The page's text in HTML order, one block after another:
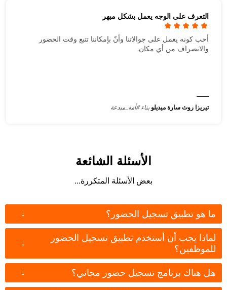
التعرف على الوجه يعمل بشكل مبهر
أحب كونه يعمل على جوالاتنا وأنّ بإمكاننا تتبع وقت الحضور
والانصراف من أي مكان.
تيريزا روث سارة ميديلو بناء #أمة_مبدعة
الأسئلة الشائعة
بعض الأسئلة المتكررة...
ما هو تطبيق تسجيل الحضور؟ ↓
لماذا يجب أن أستخدم تطبيق تسجيل الحضور
للموظفين؟
↓
هل هناك برنامج تسجيل حضور مجاني؟ ↓